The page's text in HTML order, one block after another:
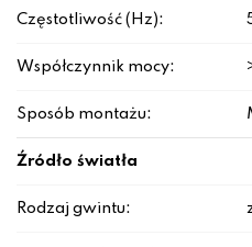
Częstotliwość (Hz):
Współczynnik mocy:
Sposób montażu:
Źródło światła
Rodzaj gwintu: